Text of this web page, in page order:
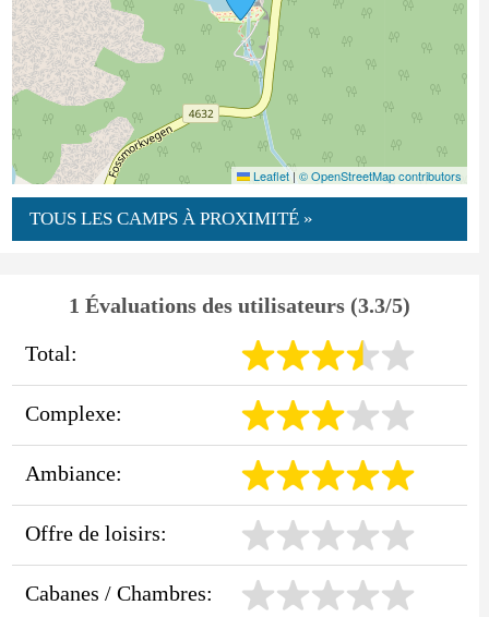
Leaflet|© OpenStreetMap contributors
TOUS LES CAMPS À PROXIMITÉ »
1 Évaluations des utilisateurs (3.3/5)
Total:
Complexe:
Ambiance:
Offre de loisirs:
Cabanes / Chambres: